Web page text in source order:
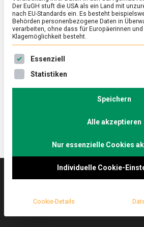
ERNÄHRUNG & GESUNDHEIT /FEATURED/
Ramen: Rund um die
7. Mai 2021 Johannes
Ramen, die japanische
alle Sinne.
Kreuzköllner Graefekiez.
Magazin zu Ernährung &
Der EuGH stuft die USA als ein Land mit
nach EU-Standards ein. Es besteht
Behörden personenbezogene Daten in
verarbeiten, ohne dass für Europäerinnen
Klagemöglichkeit besteht.
Es folgt eine Liste der Service-
Essenziell
Statistiken
Speichern
Alle akzeptieren
Nur essenzielle Cookies
Individuelle Cookie-
Cookie-Details